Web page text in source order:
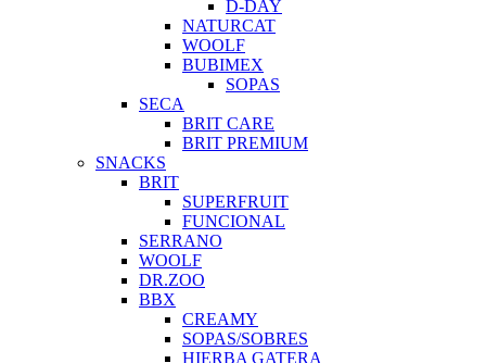
D-DAY
NATURCAT
WOOLF
BUBIMEX
SOPAS
SECA
BRIT CARE
BRIT PREMIUM
SNACKS
BRIT
SUPERFRUIT
FUNCIONAL
SERRANO
WOOLF
DR.ZOO
BBX
CREAMY
SOPAS/SOBRES
HIERBA GATERA